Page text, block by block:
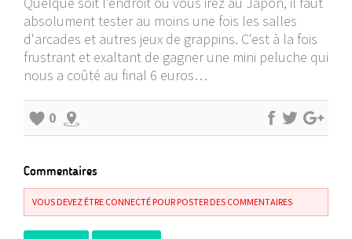
absolument tester au moins une fois les salles
d'arcades et autres jeux de grappins. C'est à la fois
frustrant et exaltant de gagner une mini peluche qui
nous a coûté au final 6 euros…
0
Commentaires
VOUS DEVEZ ÊTRE CONNECTÉ POUR POSTER DES COMMENTAIRES